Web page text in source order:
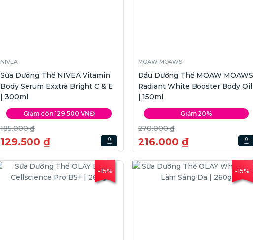
NIVEA
Sữa Dưỡng Thể NIVEA Vitamin
Body Serum Exxtra Bright C & E
| 300ml
Giảm còn 129.500 VNĐ
185.000 ₫
129.500 ₫
MOAW MOAWS
Dầu Dưỡng Thể MOAW MOAWS
Radiant White Booster Body Oil
| 150ml
Giảm 20%
270.000 ₫
216.000 ₫
-15% -15%